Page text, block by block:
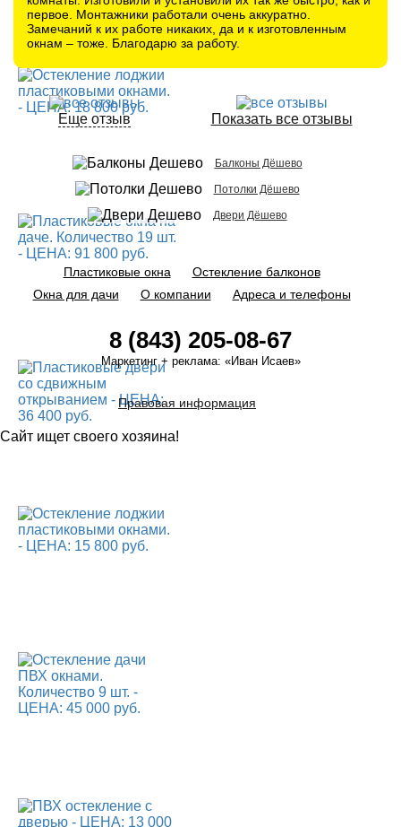
первое. Монтажники работали очень аккуратно.
Замечаний к их работе никаких, да и к изготовленным
окнам – тоже. Благодарю за работу.
Еще отзыв Показать все отзывы
Балконы Дёшево
Потолки Дёшево
Двери Дёшево
Пластиковые окна
Остекление балконов
Окна для дачи
О компании Адреса и телефоны
8 (843) 205-08-67
Маркетинг + реклама: «Иван Исаев»
Правовая информация
Сайт ищет своего хозяина!